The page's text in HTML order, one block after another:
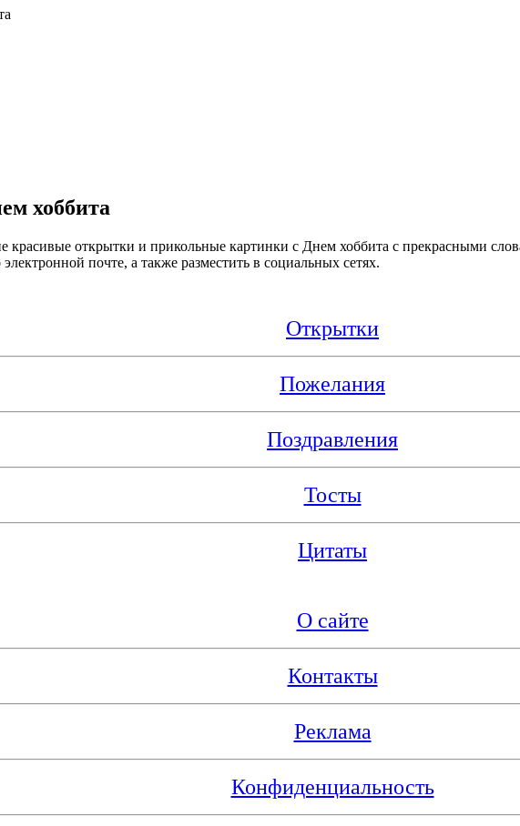
хоббита
красивые открытки и прикольные картинки с Днем хоббита с прекрасными
почте, а также разместить в социальных сетях.
Открытки
Пожелания
Поздравления
Тосты
Цитаты
О сайте
Контакты
Реклама
Конфиденциальность